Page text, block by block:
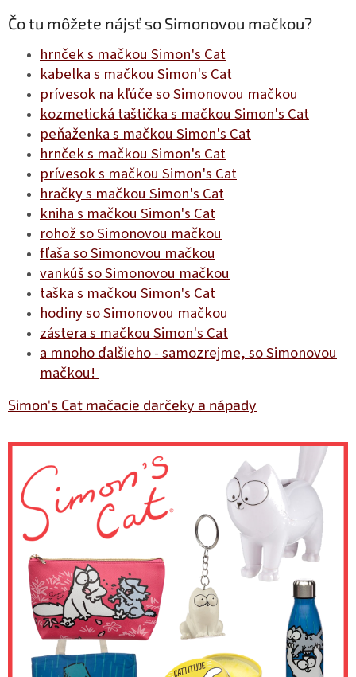
Čo tu môžete nájsť so Simonovou mačkou?
hrnček s mačkou Simon's Cat
kabelka s mačkou Simon's Cat
prívesok na kľúče so Simonovou mačkou
kozmetická taštička s mačkou Simon's Cat
peňaženka s mačkou Simon's Cat
hrnček s mačkou Simon's Cat
prívesok s mačkou Simon's Cat
hračky s mačkou Simon's Cat
kniha s mačkou Simon's Cat
rohož so Simonovou mačkou
fľaša so Simonovou mačkou
vankúš so Simonovou mačkou
taška s mačkou Simon's Cat
hodiny so Simonovou mačkou
zástera s mačkou Simon's Cat
a mnoho ďalšieho - samozrejme, so Simonovou
mačkou!
Simon's Cat mačacie darčeky a nápady